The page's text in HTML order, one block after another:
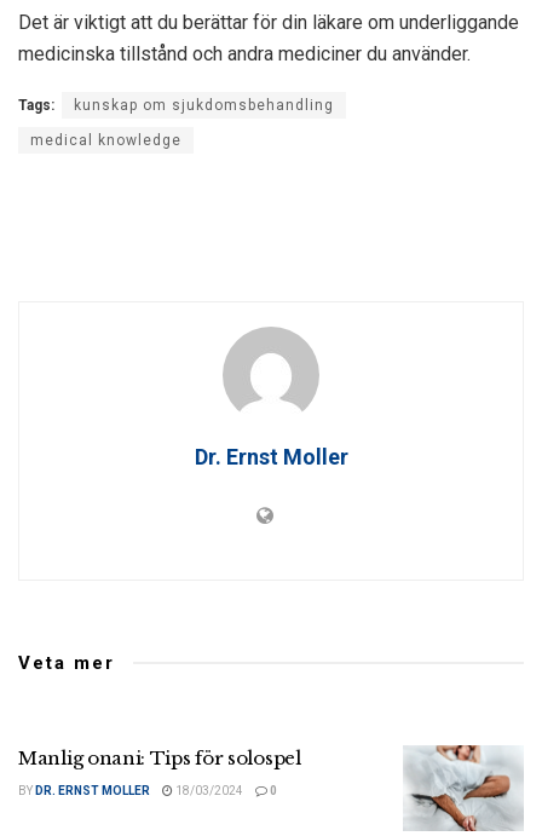
Det är viktigt att du berättar för din läkare om underliggande
medicinska tillstånd och andra mediciner du använder.
Tags: kunskap om sjukdomsbehandling
medical knowledge
Dr. Ernst Moller
Veta mer
Manlig onani: Tips för solospel
BY DR. ERNST MOLLER 18/03/2024 0